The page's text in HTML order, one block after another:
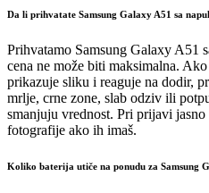
Da li prihvatate Samsung Galaxy A51 sa
Prihvatamo Samsung Galaxy A51
cena ne može biti maksimalna.
prikazuje sliku i reaguje na dodir,
mrlje, crne zone, slab odziv ili
smanjuju vrednost. Pri prijavi jasno
fotografije ako ih imaš.
Koliko baterija utiče na ponudu za Samsung